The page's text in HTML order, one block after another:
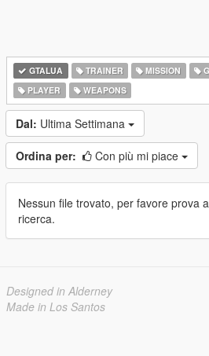
GTALUA TRAINER MISSION
PLAYER
WEAPONS
Dal: Ultima Settimana
Ordina per: Con più mi piace
Nessun file trovato, per favore prova
ricerca.
Designed in Alderney
Made in Los Santos